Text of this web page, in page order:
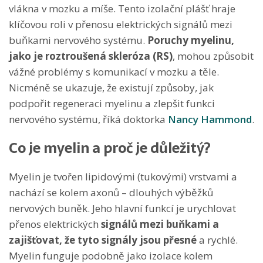
vlákna v mozku a míše. Tento izolační plášť hraje
klíčovou roli v přenosu elektrických signálů mezi
buňkami nervového systému. Poruchy myelinu,
jako je roztroušená skleróza (RS), mohou způsobit
vážné problémy s komunikací v mozku a těle.
Nicméně se ukazuje, že existují způsoby, jak
podpořit regeneraci myelinu a zlepšit funkci
nervového systému, říká doktorka Nancy Hammond.
Co je myelin a proč je důležitý?
Myelin je tvořen lipidovými (tukovými) vrstvami a
nachází se kolem axonů – dlouhých výběžků
nervových buněk. Jeho hlavní funkcí je urychlovat
přenos elektrických signálů mezi buňkami a
zajišťovat, že tyto signály jsou přesnéa rychlé.
Myelin funguje podobně jako izolace kolem